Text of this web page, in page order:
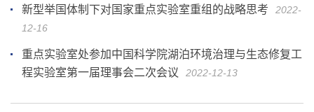
新型举国体制下对国家重点实验室重组的战略思考
2022-
12-16
重点实验室处参加中国科学院湖泊环境治理与生态修复工
程实验室第一届理事会二次会议
2022-12-13